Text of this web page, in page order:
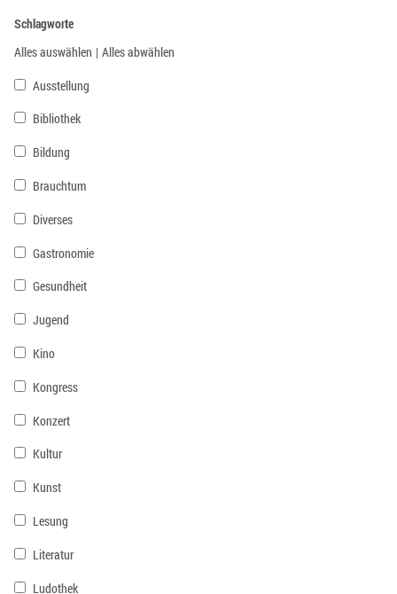
Schlagworte
Alles auswählen | Alles abwählen
Ausstellung
Bibliothek
Bildung
Brauchtum
Diverses
Gastronomie
Gesundheit
Jugend
Kino
Kongress
Konzert
Kultur
Kunst
Lesung
Literatur
Ludothek